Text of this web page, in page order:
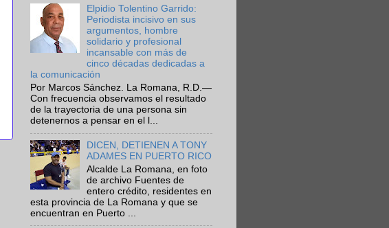
Elpidio Tolentino Garrido:
Periodista incisivo en sus
argumentos, hombre
solidario y profesional
incansable con más de
cinco décadas dedicadas a
la comunicación
Por Marcos Sánchez. La Romana, R.D.—
Con frecuencia observamos el resultado
de la trayectoria de una persona sin
detenernos a pensar en el l...
DICEN, DETIENEN A TONY
ADAMES EN PUERTO RICO
Alcalde La Romana, en foto
de archivo Fuentes de
entero crédito, residentes en
esta provincia de La Romana y que se
encuentran en Puerto ...